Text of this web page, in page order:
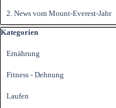
2. News vom Mount-Everest-Jahr
Block überspringen Kategorien
Kategorien
Ernährung
Fitness - Dehnung
Laufen